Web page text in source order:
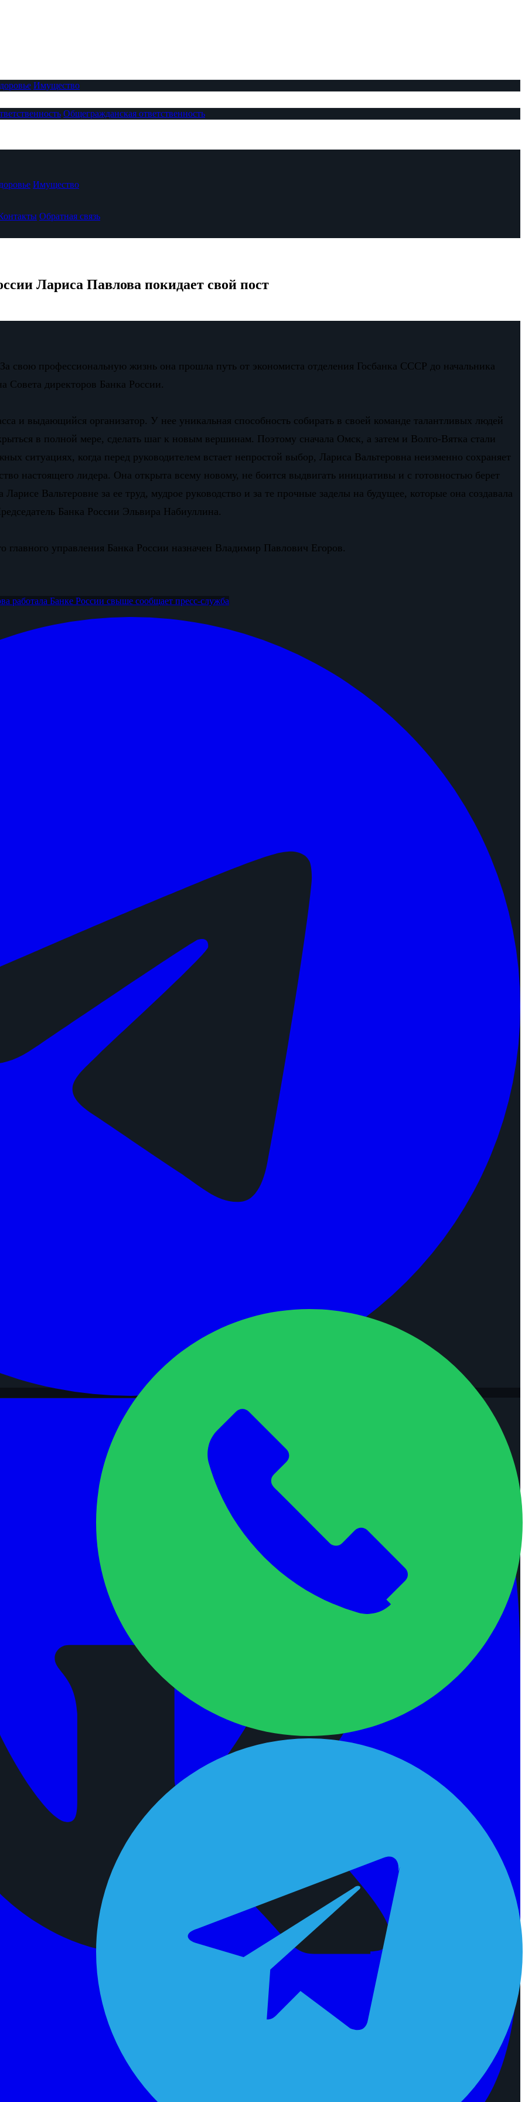
Имущество
Общегражданская ответственность
Имущество
Обратная связь
Лариса Павлова покидает свой пост
свою профессиональную жизнь она прошла путь от экономиста отделения Госбанка СССР до начальника
Совета директоров Банка России.
и выдающийся организатор. У нее уникальная способность собирать в своей команде талантливых людей
в полной мере, сделать шаг к новым вершинам. Поэтому сначала Омск, а затем и Волго-Вятка стали
ситуациях, когда перед руководителем встает непростой выбор, Лариса Вальтеровна неизменно сохраняет
настоящего лидера. Она открыта всему новому, не боится выдвигать инициативы и с готовностью берет
Вальтеровне за ее труд, мудрое руководство и за те прочные заделы на будущее, которые она создавала
Банка России Эльвира Набиуллина.
управления Банка России назначен Владимир Павлович Егоров.
работала Банке России свыше сообщает пресс-служба